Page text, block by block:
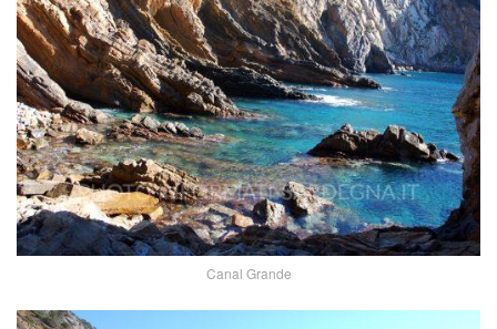
Canal Grande